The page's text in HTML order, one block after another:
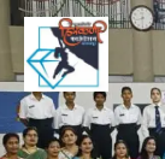
Skip
content